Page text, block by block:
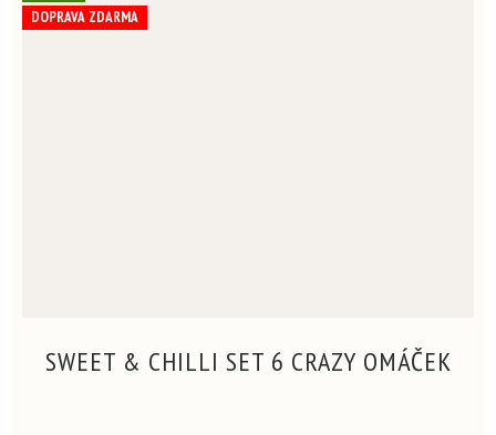
DOPRAVA ZDARMA
SWEET & CHILLI SET 6 CRAZY OMÁČEK